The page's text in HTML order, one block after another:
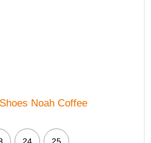
Noah Coffee